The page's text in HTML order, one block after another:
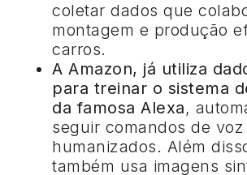
coletar dados que
montagem e produção
carros.
A Amazon, já utiliza
para treinar o sistema
da famosa Alexa,
seguir comandos de voz
humanizados. Além
também usa imagens